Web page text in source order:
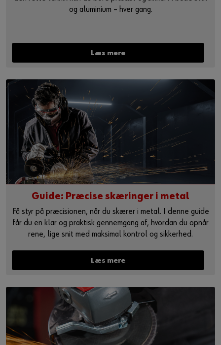
og aluminium – hver gang.
Læs mere
Guide: Præcise skæringer i metal
Få styr på præcisionen, når du skærer i metal. I denne guide
får du en klar og praktisk gennemgang af, hvordan du opnår
rene, lige snit med maksimal kontrol og sikkerhed.
Læs mere